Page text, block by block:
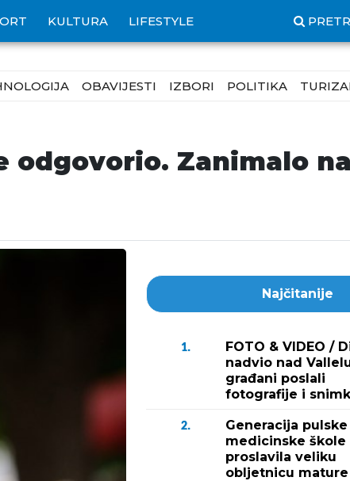
KULTURA LIFESTYLE
OBAVIJESTI IZBORI POLITIKA
odgovorio. Zanimalo
Najčitanije
1.
FOTO & VIDEO /
nadvio nad
građani poslali
fotografije i
2.
Generacija pulske
medicinske škole
proslavila veliku
obljetnicu mature